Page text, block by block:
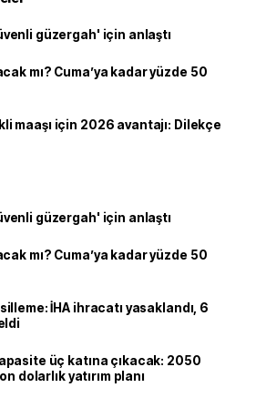
güzergah' için anlaştı
mı? Cuma’ya kadar yüzde 50
maaşı için 2026 avantajı: Dilekçe
güzergah' için anlaştı
mı? Cuma’ya kadar yüzde 50
İHA ihracatı yasaklandı, 6
üç katına çıkacak: 2050
dolarlık yatırım planı